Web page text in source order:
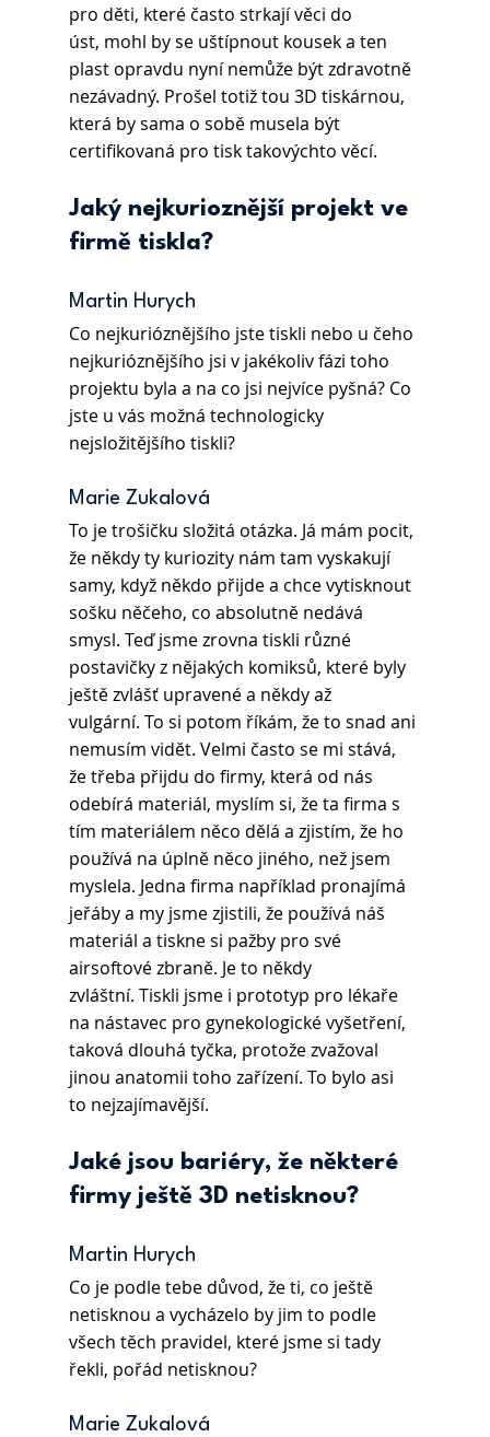
pro děti, které často strkají věci do
úst, mohl by se uštípnout kousek a ten
plast opravdu nyní nemůže být zdravotně
nezávadný. Prošel totiž tou 3D tiskárnou,
která by sama o sobě musela být
certifikovaná pro tisk takovýchto věcí.
Jaký nejkurioznější projekt ve
firmě tiskla?
Martin Hurych
Co nejkurióznějšího jste tiskli nebo u čeho
nejkurióznějšího jsi v jakékoliv fázi toho
projektu byla a na co jsi nejvíce pyšná? Co
jste u vás možná technologicky
nejsložitějšího tiskli?
Marie Zukalová
To je trošičku složitá otázka. Já mám pocit,
že někdy ty kuriozity nám tam vyskakují
samy, když někdo přijde a chce vytisknout
sošku něčeho, co absolutně nedává
smysl. Teď jsme zrovna tiskli různé
postavičky z nějakých komiksů, které byly
ještě zvlášť upravené a někdy až
vulgární. To si potom říkám, že to snad ani
nemusím vidět. Velmi často se mi stává,
že třeba přijdu do firmy, která od nás
odebírá materiál, myslím si, že ta firma s
tím materiálem něco dělá a zjistím, že ho
používá na úplně něco jiného, než jsem
myslela. Jedna firma například pronajímá
jeřáby a my jsme zjistili, že používá náš
materiál a tiskne si pažby pro své
airsoftové zbraně. Je to někdy
zvláštní. Tiskli jsme i prototyp pro lékaře
na nástavec pro gynekologické vyšetření,
taková dlouhá tyčka, protože zvažoval
jinou anatomii toho zařízení. To bylo asi
to nejzajímavější.
Jaké jsou bariéry, že některé
firmy ještě 3D netisknou?
Martin Hurych
Co je podle tebe důvod, že ti, co ještě
netisknou a vycházelo by jim to podle
všech těch pravidel, které jsme si tady
řekli, pořád netisknou?
Marie Zukalová